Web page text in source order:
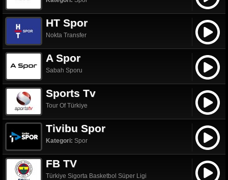
HT Spor
Nokta Transfer
A Spor
Sabah Sporu
Sports Tv
Tour Of Türkiye
Tivibu Spor
Kategori: Spor
FB TV
Türkiye Sigorta Basketbol Süper Ligi